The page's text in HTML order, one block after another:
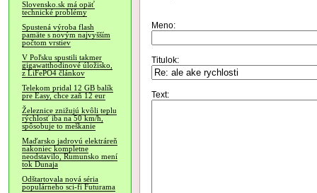
Slovensko.sk má opäť
technické problémy
Spustená výroba flash
pamäte s novým najvyšším
počtom vrstiev
V Poľsku spustili takmer
gigawatthodinové úložisko,
z LiFePO4 článkov
Telekom pridal 12 GB balík
pre Easy, chce zaň 12 eur
Železnice znižujú kvôli teplu
rýchlosť iba na 50 km/h,
spôsobuje to meškanie
Maďarsko jadrovú elektráreň
nakoniec kompletne
neodstavilo, Rumunsko mení
tok Dunaja
Odštartovala nová séria
populárneho sci-fi Futurama
Meno:
Titulok:
Text: